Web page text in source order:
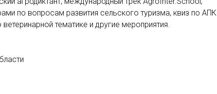
по вопросам развития сельского туризма, квиз по АПК
тематике и другие мероприятия.